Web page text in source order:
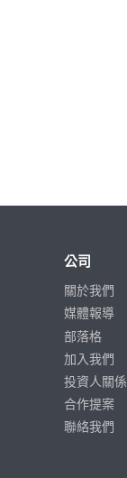
公司
關於我們
媒體報導
部落格
加入我們
投資人關係
合作提案
聯絡我們